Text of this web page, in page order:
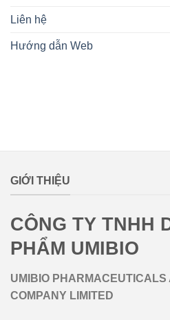
Liên hệ
Hướng dẫn Web
GIỚI THIỆU
CÔNG TY TNHH
PHẨM UMIBIO
UMIBIO PHARMACEUTICALS
COMPANY LIMITED